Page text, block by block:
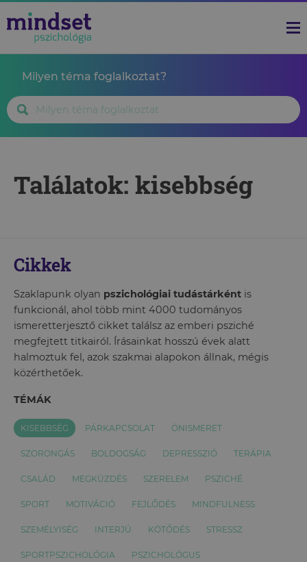
Milyen téma foglalkoztat?
Találatok: kisebbség
Cikkek
Szaklapunk olyan pszichológiai tudástárként is
funkcionál, ahol több mint 4000 tudományos
ismeretterjesztő cikket találsz az emberi psziché
megfejtett titkairól. Írásainkat hosszú évek alatt
halmoztuk fel, azok szakmai alapokon állnak, mégis
közérthetőek.
TÉMÁK
KISEBBSÉG PÁRKAPCSOLAT ÖNISMERET
SZORONGÁS BOLDOGSÁG DEPRESSZIÓ TERÁPIA
CSALÁD MEGKÜZDÉS SZERELEM PSZICHÉ
SPORT MOTIVÁCIÓ FEJLŐDÉS MINDFULNESS
SZEMÉLYISÉG INTERJÚ KÖTŐDÉS STRESSZ
SPORTPSZICHOLÓGIA PSZICHOLÓGUS